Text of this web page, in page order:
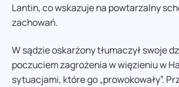
Lantin, co wskazuje na powtarzalny
zachowań.
W sądzie oskarżony tłumaczył swoje
poczuciem zagrożenia w więzieniu w
sytuacjami, które go „prowokowały”.